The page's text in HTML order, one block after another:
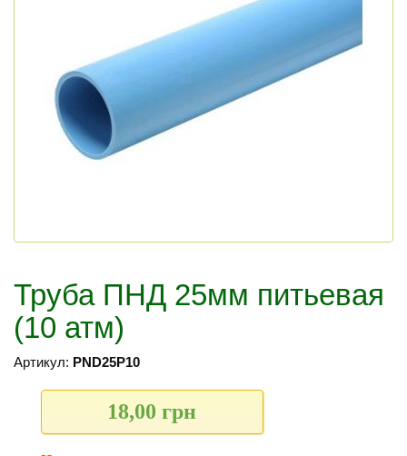
Труба ПНД 25мм питьевая
(10 атм)
Артикул: PND25P10
18,00 грн